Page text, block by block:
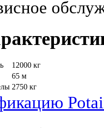
12000 кг
65 м
2750 кг